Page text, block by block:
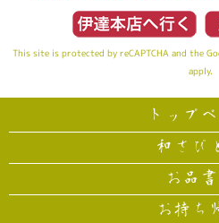
This site is protected by reCAPTCHA and the
apply.
トップ
和さび
お品書
お持ち